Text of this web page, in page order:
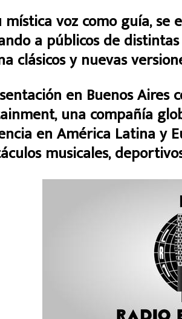
mística voz como guía,
a públicos de
clásicos y nuevas
en Buenos Aires
una compañía
en América Latina y
musicales,